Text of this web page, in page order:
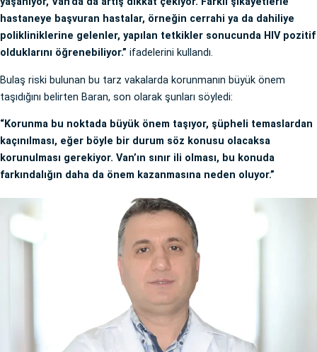
hastaneye başvuran hastalar, örneğin cerrahi ya da dahiliye
polikliniklerine gelenler, yapılan tetkikler sonucunda HIV pozitif
olduklarını öğrenebiliyor.” ifadelerini kullandı.
Bulaş riski bulunan bu tarz vakalarda korunmanın büyük önem
taşıdığını belirten Baran, son olarak şunları söyledi:
“Korunma bu noktada büyük önem taşıyor, şüpheli temaslardan
kaçınılması, eğer böyle bir durum söz konusu olacaksa
korunulması gerekiyor. Van’ın sınır ili olması, bu konuda
farkındalığın daha da önem kazanmasına neden oluyor.”